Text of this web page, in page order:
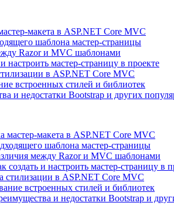
макета в ASP.NET Core MVC
шаблона мастер-страницы
Razor и MVC шаблонами
настроить мастер-страницу в проекте
в ASP.NET Core MVC
встроенных стилей и библиотек
и недостатки Bootstrap и других
мастер-макета в ASP.NET Core MVC
шаблона мастер-страницы
между Razor и MVC шаблонами
создать и настроить мастер-страницу в
стилизации в ASP.NET Core MVC
встроенных стилей и библиотек
и недостатки Bootstrap и